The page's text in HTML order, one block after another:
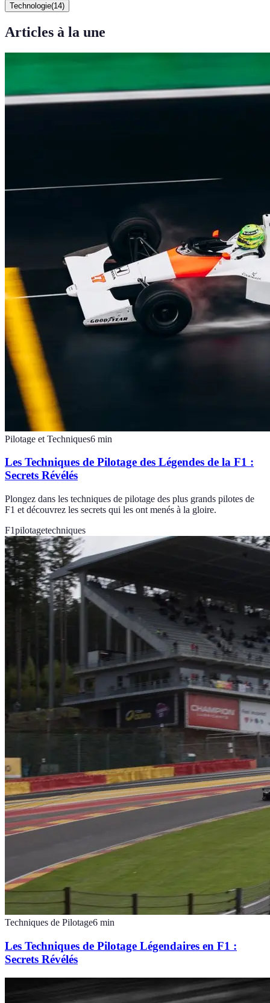
Technologie(14)
Articles à la une
Pilotage et Techniques6 min
Les Techniques de Pilotage des Légendes de la F1 :
Secrets Révélés
Plongez dans les techniques de pilotage des plus grands pilotes de
F1 et découvrez les secrets qui les ont menés à la gloire.
F1pilotagetechniques
Techniques de Pilotage6 min
Les Techniques de Pilotage Légendaires en F1 :
Secrets Révélés